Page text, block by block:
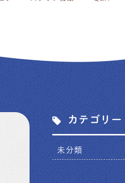
カテゴリー
未分類